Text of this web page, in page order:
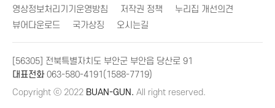
영상정보처리기기운영방침
저작권 정책
누리집 개선의견
뷰어다운로드
국가상징 오시는길
[56305] 전북특별자치도 부안군 부안읍 당산로 91
대표전화063-580-4191(1588-7719)
Copyright ⓒ 2022 BUAN-GUN. All right reserved.